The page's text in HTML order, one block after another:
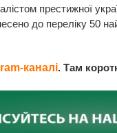
престижної
до переліку 50
каналі. Там